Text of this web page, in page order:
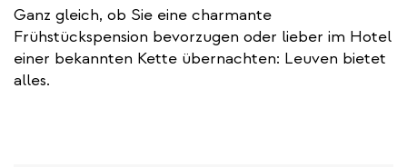
Ganz gleich, ob Sie eine charmante
Frühstückspension bevorzugen oder lieber im Hotel
einer bekannten Kette übernachten: Leuven bietet
alles.